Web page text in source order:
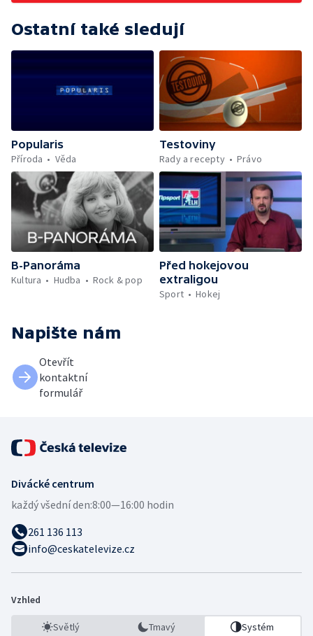
Ostatní také sledují
Popularis
Příroda
Věda
Testoviny
Rady a recepty
Právo
B-Panoráma
Kultura
Hudba Rock & pop
Před hokejovou
extraligou
Sport
Hokej
Napište nám
Otevřít
kontaktní
formulář
Divácké centrum
každý všední den:8:00—16:00 hodin
261 136 113
info@ceskatelevize.cz
Vzhled
Světlý Tmavý Systém